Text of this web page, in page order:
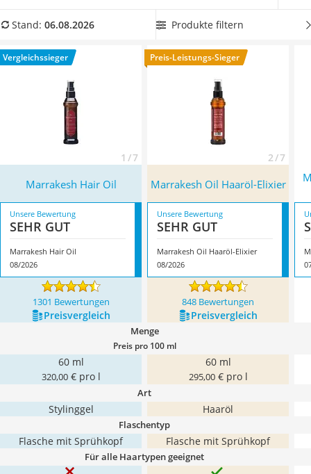
Philips-Sonicare-Zahnbürste
Mineralfutter Pferd
Massagegerät
Falls Sie ein besonders ergiebiges Haaröl suchen, dann
mindestens 118 Millilitern aus. Überzeugt hat uns hier im
August 2026 besonders das ModellMarrakesh Hair Oil
seinen Eigenschaften.
Stand: 06.08.2026 Produkte filtern
Vergleichssieger
1 / 7
Preis-Leistungs-Sieger
2 / 7
Marrakesh Hair Oil Marrakesh Oil Haaröl-Elixier
Unsere Bewertung
SEHR GUT
Marrakesh Hair Oil
08/2026
Unsere Bewertung
SEHR GUT
Marrakesh Oil Haaröl-Elixier
08/2026
1301 Bewertungen 848 Bewertungen
Preis­vergleich Preis­vergleich
Menge
Preis pro 100 ml
60 ml
320,00€ pro l
60 ml
295,00€ pro l
Art
Stylinggel Haaröl
Flaschentyp
Flasche mit Sprühkopf Flasche mit Sprühkopf
Für alle Haartypen geeignet